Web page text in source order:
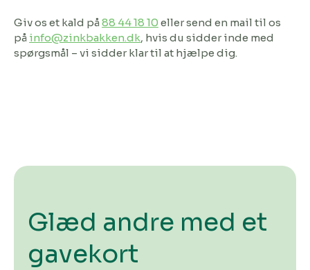
Giv os et kald på 88 44 18 10 eller send en mail til os
på info@zinkbakken.dk, hvis du sidder inde med
spørgsmål – vi sidder klar til at hjælpe dig.
Glæd andre med et
gavekort